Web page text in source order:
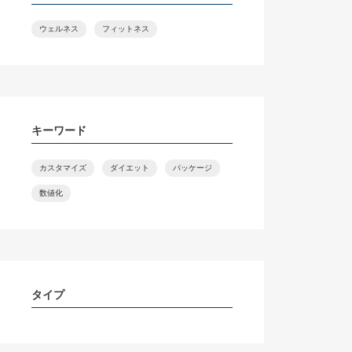
ウェルネス フィットネス
キーワード
カスタマイズ ダイエット パッケージ
数値化
タイプ